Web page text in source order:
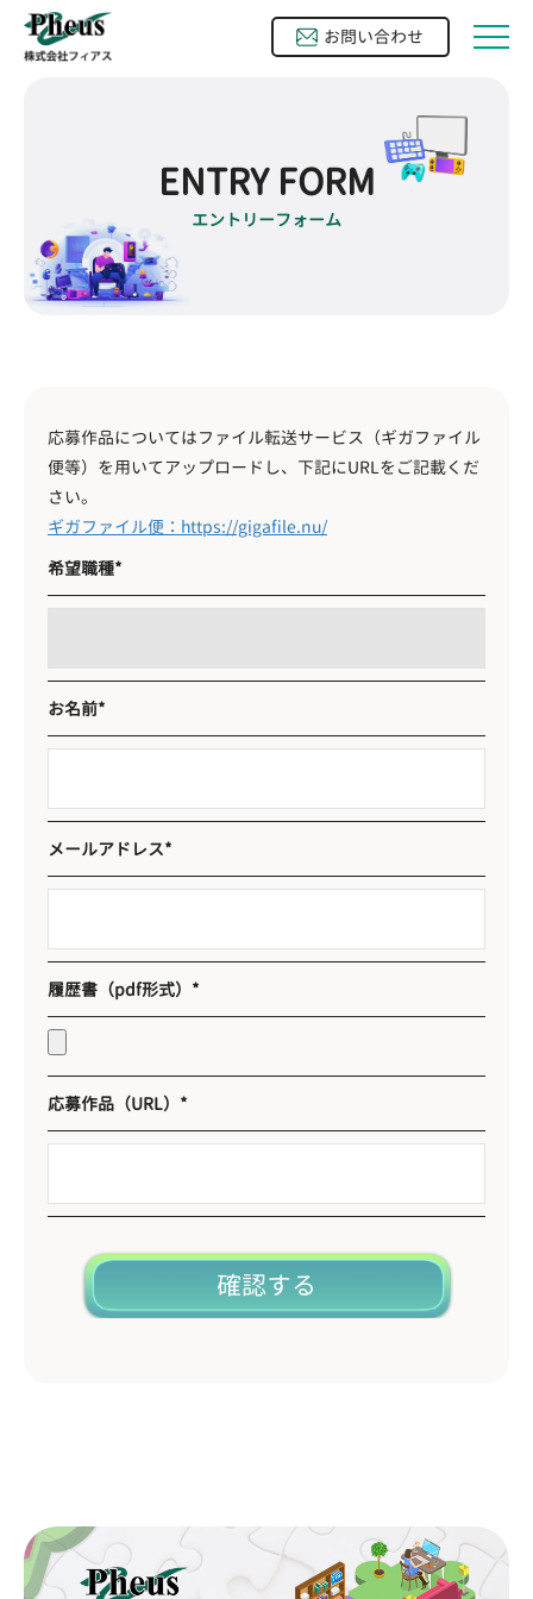
 お問い合わせ
ENTRY FORM
エントリーフォーム
応募作品についてはファイル転送サービス（ギガファイル
便等）を用いてアップロードし、下記にURLをご記載くだ
さい。
ギガファイル便：https://gigafile.nu/
希望職種*
お名前*
メールアドレス*
履歴書（pdf形式）*
応募作品（URL）*